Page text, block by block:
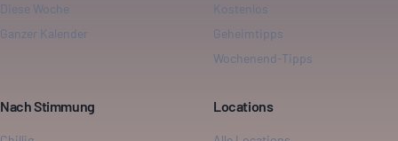
Diese Woche
Ganzer Kalender
Kostenlos
Geheimtipps
Wochenend-Tipps
Nach Stimmung Locations